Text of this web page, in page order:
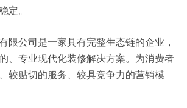
定。
限公司是一家具有完整生态链的企业，
、专业现代化装修解决方案。为消费者
较贴切的服务、较具竞争力的营销模